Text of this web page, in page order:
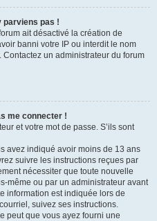
parviens pas !
ait désactivé la création de
banni votre IP ou interdit le nom
un administrateur du forum
me connecter !
et votre mot de passe. S’ils sont
avez indiqué avoir moins de 13 ans
suivre les instructions reçues par
nécessiter que toute nouvelle
même ou par un administrateur avant
information est indiquée lors de
suivez ses instructions.
peut que vous ayez fourni une